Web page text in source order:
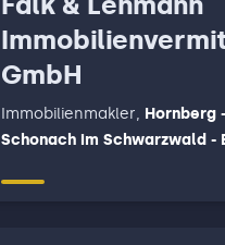
GmbH
Immobilienmakler, Hornberg -
Schonach im Schwarzwald -